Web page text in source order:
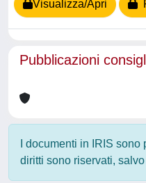
Visualizza/Apri
Pubblicazioni
I documenti in IRIS
diritti sono riservati,